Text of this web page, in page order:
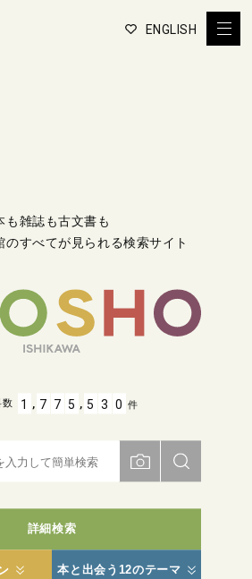
ENGLISH
も雑誌も古文書も
のすべてが見られる検索サイト
詳細検索
本と出会う12のテーマ
数 1 , 7 7 5 , 5 3 0 件